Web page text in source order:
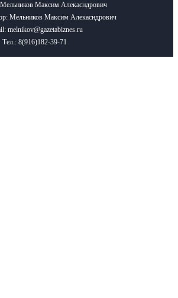
Максим Алекасндрович
Мельников Максим Алекасндрович
melnikov@gazetabiznes.ru
Тел.: 8(916)182-39-71